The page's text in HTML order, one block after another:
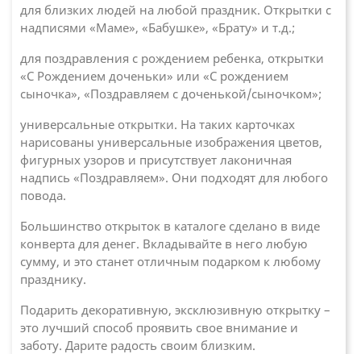
для близких людей на любой праздник. Открытки с
надписями «Маме», «Бабушке», «Брату» и т.д.;
для поздравления с рождением ребенка, открытки
«С Рождением доченьки» или «С рождением
сыночка», «Поздравляем с доченькой/сыночком»;
универсальные открытки. На таких карточках
нарисованы универсальные изображения цветов,
фигурных узоров и присутствует лаконичная
надпись «Поздравляем». Они подходят для любого
повода.
Большинство открыток в каталоге сделано в виде
конверта для денег. Вкладывайте в него любую
сумму, и это станет отличным подарком к любому
празднику.
Подарить декоративную, эксклюзивную открытку –
это лучший способ проявить свое внимание и
заботу. Дарите радость своим близким.